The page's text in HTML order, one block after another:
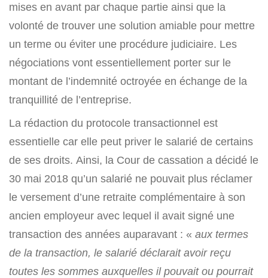
mises en avant par chaque partie ainsi que la
volonté de trouver une solution amiable pour mettre
un terme ou éviter une procédure judiciaire. Les
négociations vont essentiellement porter sur le
montant de l’indemnité octroyée en échange de la
tranquillité de l’entreprise.
La rédaction du protocole transactionnel est
essentielle car elle peut priver le salarié de certains
de ses droits. Ainsi, la Cour de cassation a décidé le
30 mai 2018 qu’un salarié ne pouvait plus réclamer
le versement d’une retraite complémentaire à son
ancien employeur avec lequel il avait signé une
transaction des années auparavant : « aux termes
de la transaction, le salarié déclarait avoir reçu
toutes les sommes auxquelles il pouvait ou pourrait